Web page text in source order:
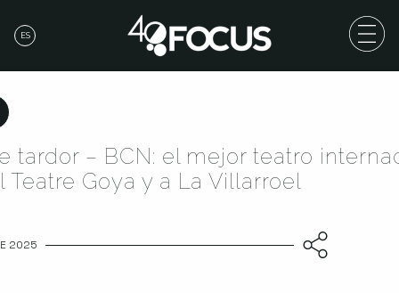
ES
tardor – BCN: el mejor teatro
Teatre Goya y a La Villarroel
2025